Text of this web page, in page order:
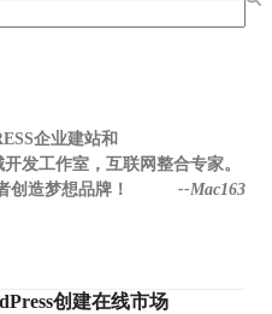
企业建站和
发工作室，互联网整合专家。
创造梦想品牌！
--Mac163
创建在线市场